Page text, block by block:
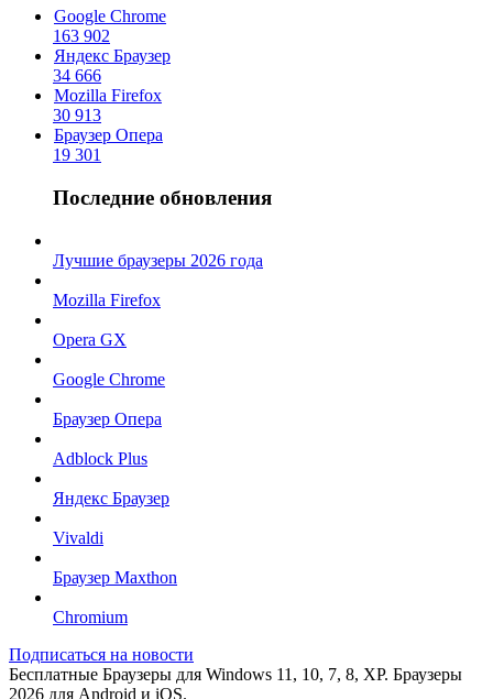
Google Chrome
163 902
Яндекс Браузер
34 666
Mozilla Firefox
30 913
Браузер Опера
19 301
Последние обновления
Лучшие браузеры 2026 года
Mozilla Firefox
Opera GX
Google Chrome
Браузер Опера
Adblock Plus
Яндекс Браузер
Vivaldi
Браузер Maxthon
Chromium
Подписаться на новости
Бесплатные Браузеры для Windows 11, 10, 7, 8, XP. Браузеры
2026 для Android и iOS.